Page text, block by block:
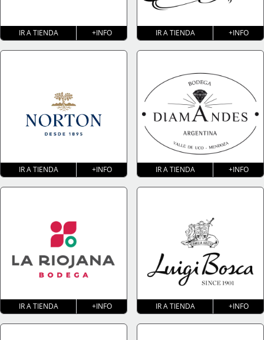
IR A TIENDA +INFO IR A TIENDA +INFO
IR A TIENDA +INFO IR A TIENDA +INFO
IR A TIENDA +INFO IR A TIENDA +INFO